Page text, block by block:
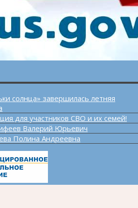
солнца» завершилась летняя
для участников СВО и их семей!
Валерий Юрьевич
Полина Андреевна